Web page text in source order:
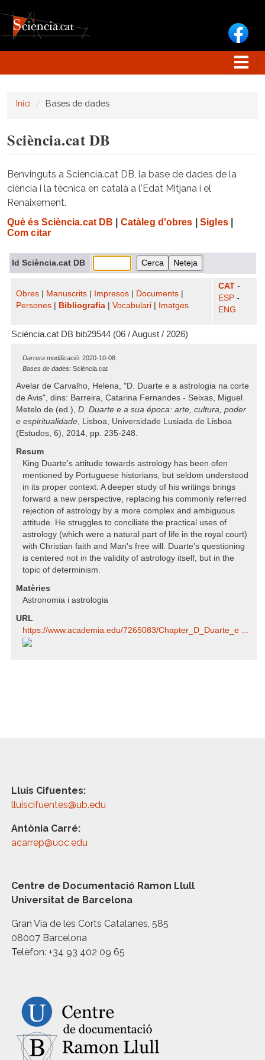
Inici Bases de dades
Sciència.cat DB
Benvinguts a Sciència.cat DB, la base de dades de la
ciència i la tècnica en català a l'Edat Mitjana i el
Renaixement.
Què és Sciència.cat DB Catàleg d'obres Sigles|
Com citar
Id Sciència.cat DB
Obres Manuscrits Impresos Documents
Persones
Bibliografia Vocabulari Imatges
CAT -
ESP -
ENG
Sciència.cat DB bib29544 (06 / August / 2026)
Darrera modificació: 2020-10-08
Bases de dades: Sciència.cat
Avelar de Carvalho, Helena, "D. Duarte e a astrologia na corte
de Avis", dins: Barreira, Catarina Fernandes - Seixas, Miguel
Metelo de (ed.), D. Duarte e a sua época: arte, cultura, poder
e espiritualidade, Lisboa, Universidade Lusiada de Lisboa
(Estudos, 6), 2014, pp. 235-248.
Resum
King Duarte's attitude towards astrology has been ofen
mentioned by Portuguese historians, but seldom understood
in its proper context. A deeper study of his writings brings
forward a new perspective, replacing his commonly referred
rejection of astrology by a more complex and ambiguous
attitude. He struggles to conciliate the practical uses of
astrology (which were a natural part of life in the royal court)
with Christian faith and Man's free will. Duarte's questioning
is centered not in the validity of astrology itself, but in the
topic of determinism.
Matèries
Astronomia i astrologia
URL
https:/​/​www.academia.edu/​7265083/​Chapter_D_Duarte_e ...
Lluís Cifuentes:
lluiscifuentes@ub.edu
Antònia Carré:
acarrep@uoc.edu
Centre de Documentació Ramon Llull
Universitat de Barcelona
Gran Via de les Corts Catalanes, 585
08007 Barcelona
Telèfon: +34 93 402 09 65